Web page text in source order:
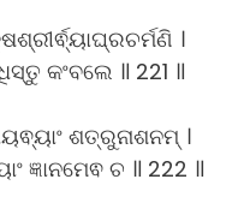
।
କଂବଲେ ॥ 221 ॥
ଶତ୍ରୁନାଶନମ୍ ।
ଜ୍ଞାନମେଵ ଚ ॥ 222 ॥